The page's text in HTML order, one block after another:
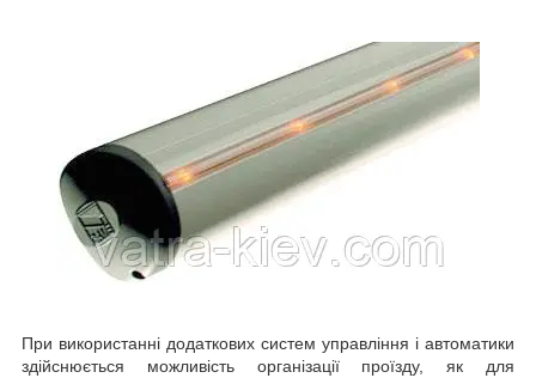
При використанні додаткових систем управління і автоматики
здійснюється можливість організації проїзду, як для